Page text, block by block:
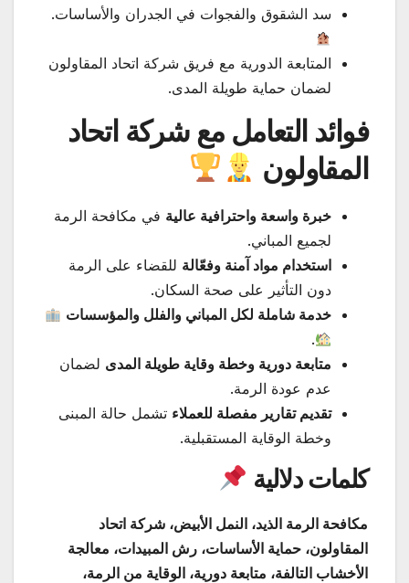
سد الشقوق والفجوات في الجدران والأساسات.
المتابعة الدورية مع فريق شركة اتحاد المقاولون
لضمان حماية طويلة المدى.
فوائد التعامل مع شركة اتحاد
المقاولون
خبرة واسعة واحترافية عالية في مكافحة الرمة
لجميع المباني.
استخدام مواد آمنة وفعّالة للقضاء على الرمة
دون التأثير على صحة السكان.
خدمة شاملة لكل المباني والفلل والمؤسسات
.
متابعة دورية وخطة وقاية طويلة المدى لضمان
عدم عودة الرمة.
تقديم تقارير مفصلة للعملاء تشمل حالة المبنى
وخطة الوقاية المستقبلية.
كلمات دلالية
مكافحة الرمة الذيد، النمل الأبيض، شركة اتحاد
المقاولون، حماية الأساسات، رش المبيدات، معالجة
الأخشاب التالفة، متابعة دورية، الوقاية من الرمة،